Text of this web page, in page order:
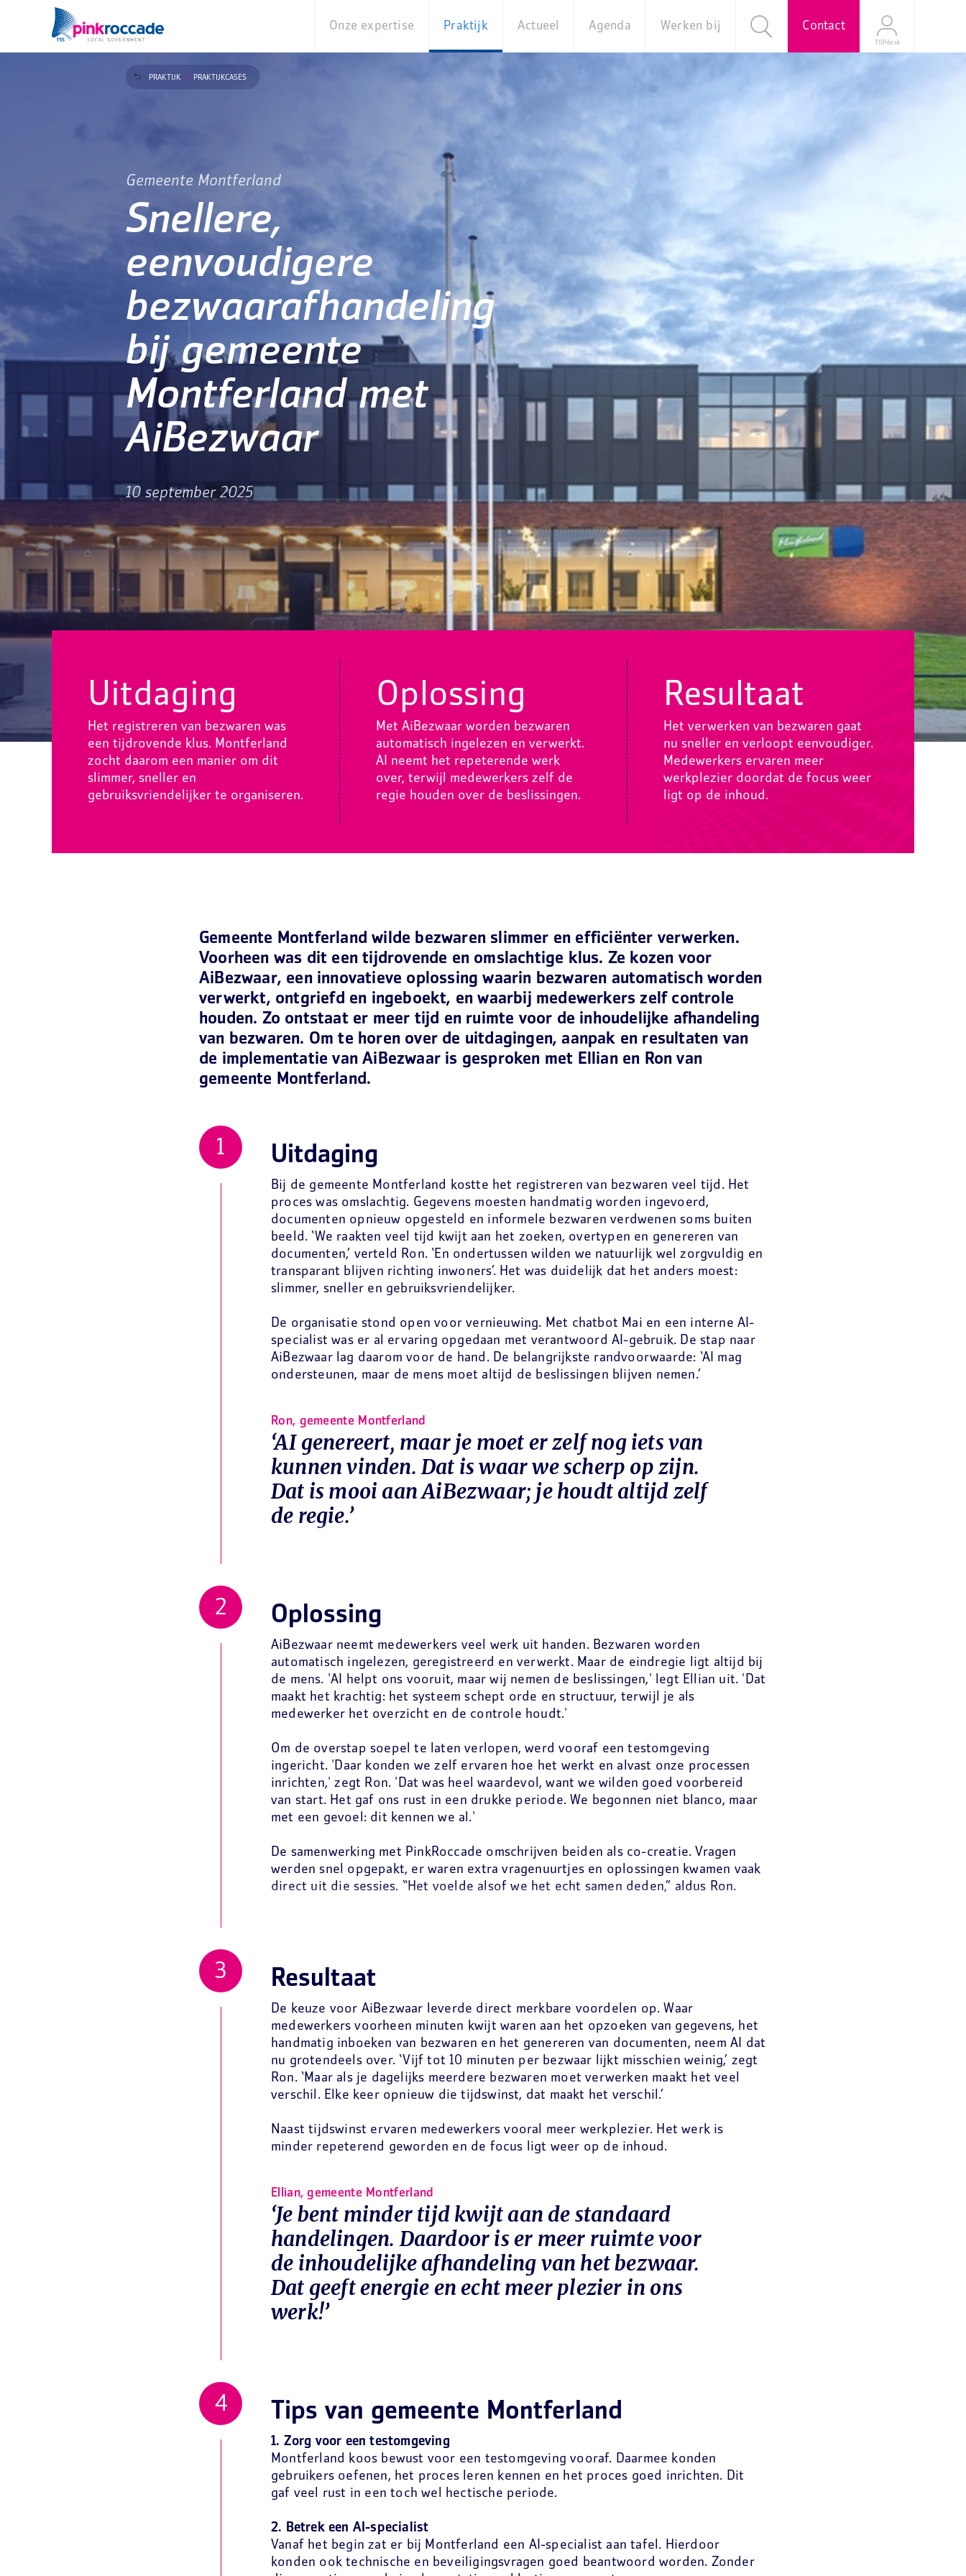
Onze expertise Praktijk
Partner van
iBurgerzaken
Actueel Agenda Werken bij
Programma
Stage
sollicitatie
Contact
TOPdesk
Gemeente Montferland
Snellere,
eenvoudigere
bezwaarafhandeling
bij gemeente
Montferland met
AiBezwaar
10 september 2025
PRAKTIJK PRAKTIJKCASES
Uitdaging
Het registreren van bezwaren was
een tijdrovende klus. Montferland
zocht daarom een manier om dit
slimmer, sneller en
gebruiksvriendelijker te organiseren.
Oplossing
Met AiBezwaar worden bezwaren
automatisch ingelezen en verwerkt.
AI neemt het repeterende werk
over, terwijl medewerkers zelf de
regie houden over de beslissingen.
Resultaat
Het verwerken van bezwaren gaat
nu sneller en verloopt eenvoudiger.
Medewerkers ervaren meer
werkplezier doordat de focus weer
ligt op de inhoud.
Gemeente Montferland wilde bezwaren slimmer en efficiënter verwerken.
Voorheen was dit een tijdrovende en omslachtige klus. Ze kozen voor
AiBezwaar, een innovatieve oplossing waarin bezwaren automatisch worden
verwerkt, ontgriefd en ingeboekt, en waarbij medewerkers zelf controle
houden. Zo ontstaat er meer tijd en ruimte voor de inhoudelijke afhandeling
van bezwaren. Om te horen over de uitdagingen, aanpak en resultaten van
de implementatie van AiBezwaar is gesproken met Ellian en Ron van
gemeente Montferland.
Uitdaging
Bij de gemeente Montferland kostte het registreren van bezwaren veel tijd. Het
proces was omslachtig. Gegevens moesten handmatig worden ingevoerd,
documenten opnieuw opgesteld en informele bezwaren verdwenen soms buiten
beeld. ‘We raakten veel tijd kwijt aan het zoeken, overtypen en genereren van
documenten,’ verteld Ron. ‘En ondertussen wilden we natuurlijk wel zorgvuldig en
transparant blijven richting inwoners’. Het was duidelijk dat het anders moest:
slimmer, sneller en gebruiksvriendelijker.
De organisatie stond open voor vernieuwing. Met chatbot Mai en een interne AI-
specialist was er al ervaring opgedaan met verantwoord AI-gebruik. De stap naar
AiBezwaar lag daarom voor de hand. De belangrijkste randvoorwaarde: ‘AI mag
ondersteunen, maar de mens moet altijd de beslissingen blijven nemen.’
Ron, gemeente Montferland
‘AI genereert, maar je moet er zelf nog iets van
kunnen vinden. Dat is waar we scherp op zijn.
Dat is mooi aan AiBezwaar; je houdt altijd zelf
de regie.’
Oplossing
AiBezwaar neemt medewerkers veel werk uit handen. Bezwaren worden
automatisch ingelezen, geregistreerd en verwerkt. Maar de eindregie ligt altijd bij
de mens. 'AI helpt ons vooruit, maar wij nemen de beslissingen,' legt Ellian uit. 'Dat
maakt het krachtig: het systeem schept orde en structuur, terwijl je als
medewerker het overzicht en de controle houdt.'
Om de overstap soepel te laten verlopen, werd vooraf een testomgeving
ingericht. 'Daar konden we zelf ervaren hoe het werkt en alvast onze processen
inrichten,' zegt Ron. 'Dat was heel waardevol, want we wilden goed voorbereid
van start. Het gaf ons rust in een drukke periode. We begonnen niet blanco, maar
met een gevoel: dit kennen we al.'
De samenwerking met PinkRoccade omschrijven beiden als co-creatie. Vragen
werden snel opgepakt, er waren extra vragenuurtjes en oplossingen kwamen vaak
direct uit die sessies. “Het voelde alsof we het echt samen deden,” aldus Ron.
Resultaat
De keuze voor AiBezwaar leverde direct merkbare voordelen op. Waar
medewerkers voorheen minuten kwijt waren aan het opzoeken van gegevens, het
handmatig inboeken van bezwaren en het genereren van documenten, neem AI dat
nu grotendeels over. ‘Vijf tot 10 minuten per bezwaar lijkt misschien weinig,’ zegt
Ron. ‘Maar als je dagelijks meerdere bezwaren moet verwerken maakt het veel
verschil. Elke keer opnieuw die tijdswinst, dat maakt het verschil.’
Naast tijdswinst ervaren medewerkers vooral meer werkplezier. Het werk is
minder repeterend geworden en de focus ligt weer op de inhoud.
Ellian, gemeente Montferland
‘Je bent minder tijd kwijt aan de standaard
handelingen. Daardoor is er meer ruimte voor
de inhoudelijke afhandeling van het bezwaar.
Dat geeft energie en echt meer plezier in ons
werk!’
Tips van gemeente Montferland
1. Zorg voor een testomgeving
Montferland koos bewust voor een testomgeving vooraf. Daarmee konden
gebruikers oefenen, het proces leren kennen en het proces goed inrichten. Dit
gaf veel rust in een toch wel hectische periode.
2. Betrek een AI-specialist
Vanaf het begin zat er bij Montferland een AI-specialist aan tafel. Hierdoor
konden ook technische en beveiligingsvragen goed beantwoord worden. Zonder